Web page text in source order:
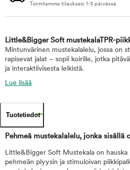
Toimitamme tilauksesi 1-3 päivässä.
Little&Bigger Soft mustekalaTPR-
Mintunvärinen mustekalalelu, jossa on
rapisevat jalat – sopii koirille, jotka
ja interaktiivisesta leikistä.
Lue lisää
Tuotetiedot
Pehmeä mustekalalelu, jonka sisällä
Little&Bigger Soft Mustekala on hauska
pehmeän plyysin ja stimuloivan